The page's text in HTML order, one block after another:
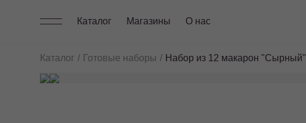
Каталог Магазины О нас
Каталог Готовые наборы Набор из 12 макарон "Сырный"